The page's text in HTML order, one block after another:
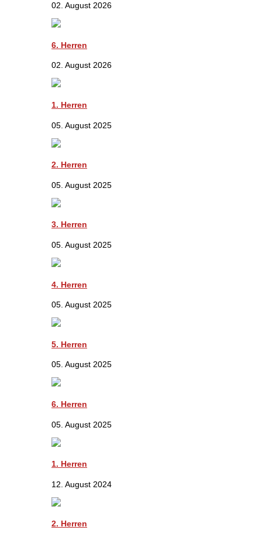
02. August 2026
6. Herren
02. August 2026
1. Herren
05. August 2025
2. Herren
05. August 2025
3. Herren
05. August 2025
4. Herren
05. August 2025
5. Herren
05. August 2025
6. Herren
05. August 2025
1. Herren
12. August 2024
2. Herren